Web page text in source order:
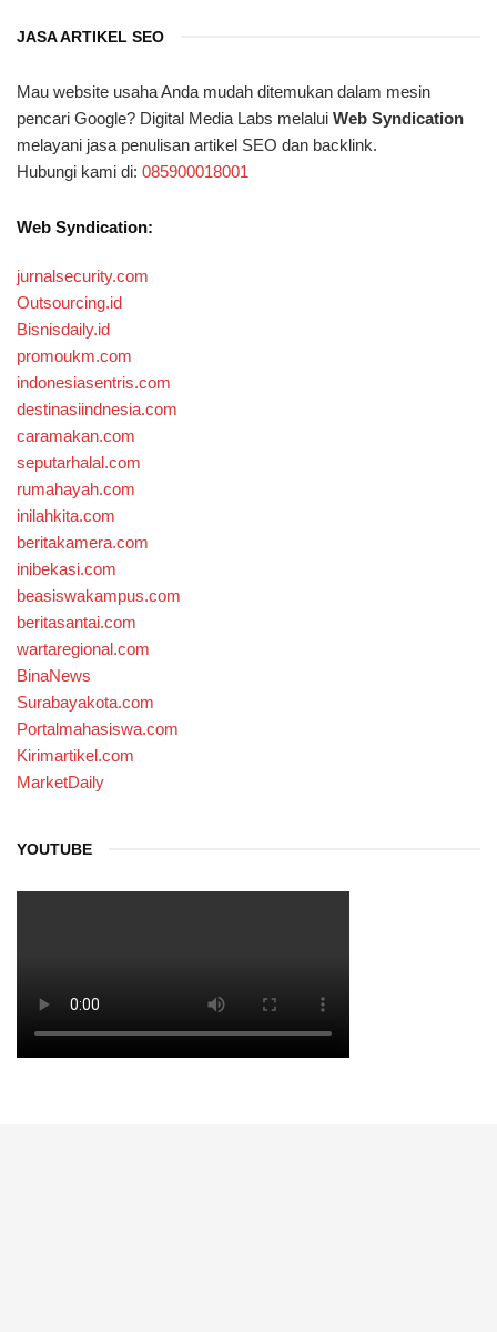
JASA ARTIKEL SEO
Mau website usaha Anda mudah ditemukan dalam mesin
pencari Google? Digital Media Labs melalui Web Syndication
melayani jasa penulisan artikel SEO dan backlink.
Hubungi kami di: 085900018001
Web Syndication:
jurnalsecurity.com
Outsourcing.id
Bisnisdaily.id
promoukm.com
indonesiasentris.com
destinasiindnesia.com
caramakan.com
seputarhalal.com
rumahayah.com
inilahkita.com
beritakamera.com
inibekasi.com
beasiswakampus.com
beritasantai.com
wartaregional.com
BinaNews
Surabayakota.com
Portalmahasiswa.com
Kirimartikel.com
MarketDaily
YOUTUBE